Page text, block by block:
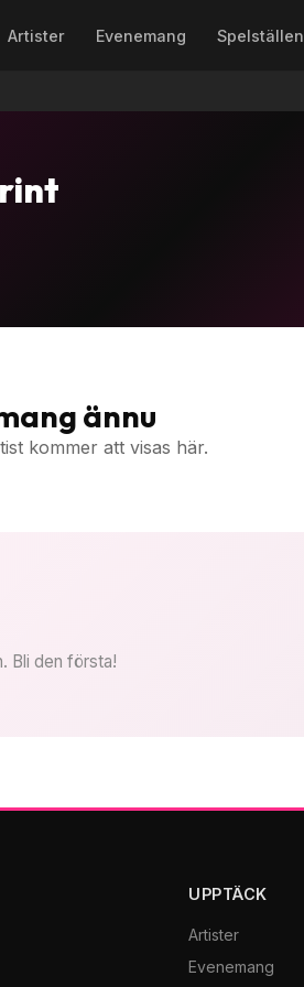
Artister Evenemang Spelställen
ännu
kommer att visas här.
Bli den första!
UPPTÄCK
Artister
Evenemang